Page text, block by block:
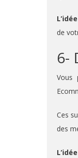
L’idée
de
6-
Vous
Ces
des
L’idée